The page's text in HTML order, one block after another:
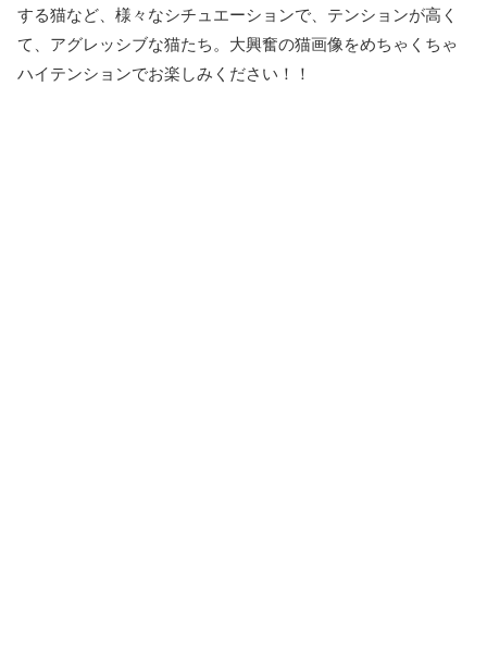
する猫など、様々なシチュエーションで、テンションが高く
て、アグレッシブな猫たち。大興奮の猫画像をめちゃくちゃ
ハイテンションでお楽しみください！！